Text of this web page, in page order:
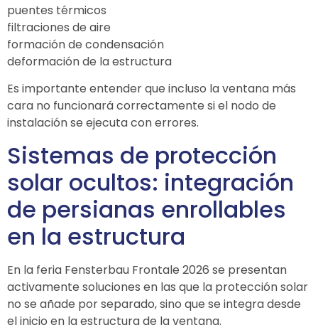
puentes térmicos
filtraciones de aire
formación de condensación
deformación de la estructura
Es importante entender que incluso la ventana más
cara no funcionará correctamente si el nodo de
instalación se ejecuta con errores.
Sistemas de protección
solar ocultos: integración
de persianas enrollables
en la estructura
En la feria Fensterbau Frontale 2026 se presentan
activamente soluciones en las que la protección solar
no se añade por separado, sino que se integra desde
el inicio en la estructura de la ventana.